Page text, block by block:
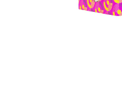
In den